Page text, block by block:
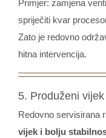
Primjer: zamjena
spriječiti kvar
Zato je redovno
hitna intervencija.
5. Produženi
Redovno servisirana
vijek i bolju